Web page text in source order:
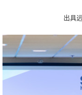
出具